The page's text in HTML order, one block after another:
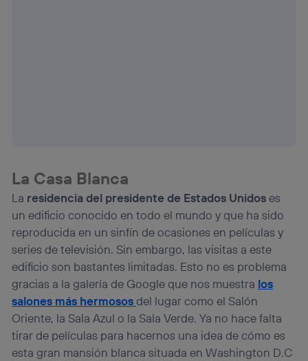
La Casa Blanca
La residencia del presidente de Estados Unidoses
un edificio conocido en todo el mundo y que ha sido
reproducida en un sinfín de ocasiones en películas y
series de televisión. Sin embargo, las visitas a este
edificio son bastantes limitadas. Esto no es problema
gracias a la galería de Google que nos muestra los
salones más hermososdel lugar como el Salón
Oriente, la Sala Azul o la Sala Verde. Ya no hace falta
tirar de películas para hacernos una idea de cómo es
esta gran mansión blanca situada en Washington D.C